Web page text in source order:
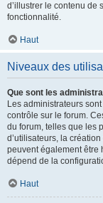
d’illustrer le contenu de
fonctionnalité.
Haut
Niveaux des
Que sont les
Les administrateurs
contrôle sur le forum.
du forum, telles que les
d’utilisateurs, la
peuvent également être
dépend de la
Haut